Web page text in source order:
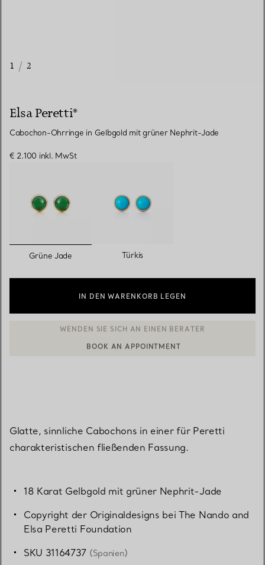
1 / 2
Elsa Peretti®
Cabochon-Ohrringe in Gelbgold mit grüner Nephrit-Jade
€ 2.100 inkl. MwSt
ausgewählt
Grüne Jade Türkis
IN DEN WARENKORB LEGEN
EINEN KUNDENBERATER KONTAKTIEREN ODER EINEN
Glatte, sinnliche Cabochons in einer für Peretti
charakteristischen fließenden Fassung.
18 Karat Gelbgold mit grüner Nephrit-Jade
Copyright der Originaldesigns bei The Nando and
Elsa Peretti Foundation
SKU 31164737 (Spanien)